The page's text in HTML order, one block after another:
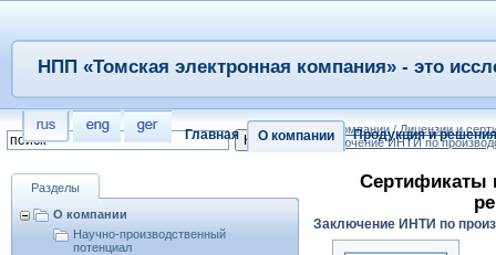
Главная О компании Продукция и решения
НПП «Томская электронная компания» - это
Разделы
О компании
Научно-производственный
потенциал
О компании/Лицензии и
Заключение ИНТИ по
Сертификаты
Заключение ИНТИ по